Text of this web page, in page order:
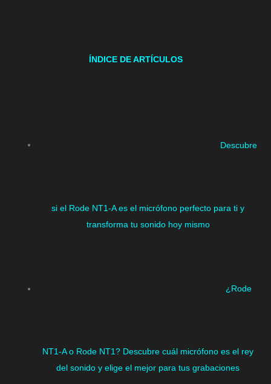
ÍNDICE DE ARTÍCULOS
Descubre
si el Rode NT1-A es el micrófono perfecto para ti y
transforma tu sonido hoy mismo
¿Rode
NT1-A o Rode NT1? Descubre cuál micrófono es el rey
del sonido y elige el mejor para tus grabaciones